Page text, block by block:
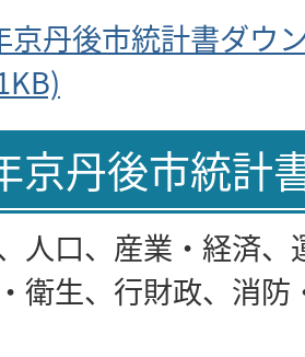
京丹後市統計書ダウ
京丹後市統計
人口、産業・経済
衛生、行財政、消防